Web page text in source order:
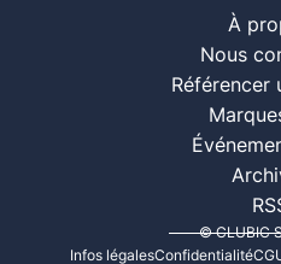
À
Nous
Référencer
© CLUBIC
Infos légalesConfidentialité